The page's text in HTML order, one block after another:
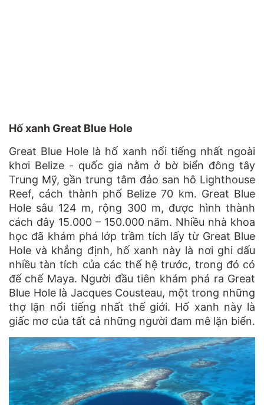
Hố xanh Great Blue Hole
Great Blue Hole là hố xanh nổi tiếng nhất ngoài
khơi Belize - quốc gia nằm ở bờ biển đông tây
Trung Mỹ, gần trung tâm đảo san hô Lighthouse
Reef, cách thành phố Belize 70 km. Great Blue
Hole sâu 124 m, rộng 300 m, được hình thành
cách đây 15.000 – 150.000 năm. Nhiều nhà khoa
học đã khám phá lớp trầm tích lấy từ Great Blue
Hole và khẳng định, hố xanh này là nơi ghi dấu
nhiều tàn tích của các thế hệ trước, trong đó có
đế chế Maya. Người đầu tiên khám phá ra Great
Blue Hole là Jacques Cousteau, một trong những
thợ lặn nổi tiếng nhất thế giới. Hố xanh này là
giấc mơ của tất cả những người đam mê lặn biển.